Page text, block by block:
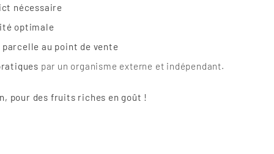
nécessaire
optimale
parcelle au point de vente
par un organisme externe et indépendant.
pour des fruits riches en goût !